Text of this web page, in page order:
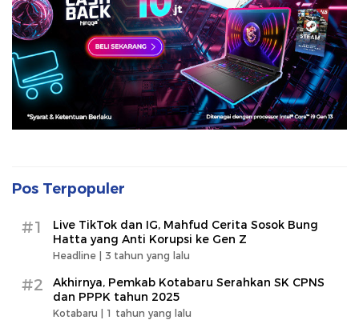
Pos Terpopuler
#1
Live TikTok dan IG, Mahfud Cerita Sosok Bung
Hatta yang Anti Korupsi ke Gen Z
Headline | 3 tahun yang lalu
#2
Akhirnya, Pemkab Kotabaru Serahkan SK CPNS
dan PPPK tahun 2025
Kotabaru | 1 tahun yang lalu